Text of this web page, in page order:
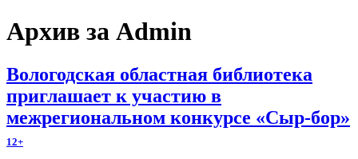
Архив за Admin
Вологодская областная библиотека
приглашает к участию в
межрегиональном конкурсе «Сыр-бор»
12+